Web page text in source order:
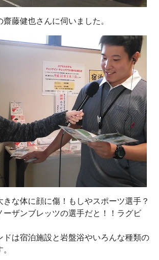
藤健也さんに伺いました。
きな体に顔に傷！もしやスポーツ選手？
ーザンブレッツの選手だと！！ラグビ
ドは宿泊施設と岩盤浴やいろんな種類の